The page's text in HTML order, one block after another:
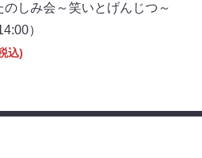
のしみ会～笑いとげんじつ～
）
込)